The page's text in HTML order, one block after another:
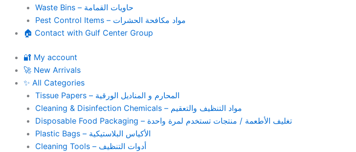
Waste Bins – حاويات القمامة
Pest Control Items – مواد مكافحة الحشرات
🏠 Contact with Gulf Center Group
🔐 My account
🚀 New Arrivals
✨ All Categories
Tissue Papers – المحارم و المناديل الورقية
Cleaning & Disinfection Chemicals – مواد التنظيف والتعقيم
Disposable Food Packaging – تغليف الأطعمة / منتجات تستخدم لمرة واحدة
Plastic Bags – الأكياس البلاستيكية
Cleaning Tools – أدوات التنظيف